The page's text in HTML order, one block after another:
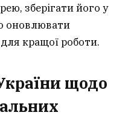
зберігати його у
оновлювати
кращої роботи.
щодо